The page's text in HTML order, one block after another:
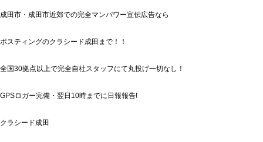
成田市・成田市近郊での完全マンパワー宣伝広告なら
ポスティングのクラシード成田まで！！
全国30拠点以上で完全自社スタッフにて丸投げ一切なし！
GPSロガー完備・翌日10時までに日報報告!
クラシード成田